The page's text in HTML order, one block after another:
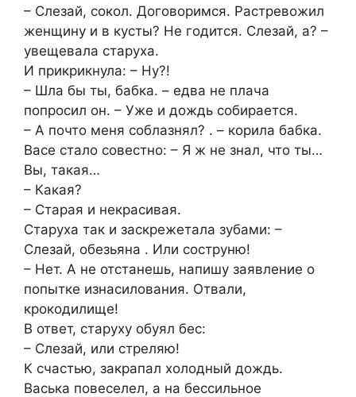
– Слезай, сокол. Договоримся. Растревожил
женщину и в кусты? Не годится. Слезай, а? –
увещевала старуха.
И прикрикнула: – Ну?!
– Шла бы ты, бабка. – едва не плача
попросил он. – Уже и дождь собирается.
– А почто меня соблазнял? . – корила бабка.
Васе стало совестно: – Я ж не знал, что ты…
Вы, такая…
– Какая?
– Старая и некрасивая.
Старуха так и заскрежетала зубами: –
Слезай, обезьяна . Или соструню!
– Нет. А не отстанешь, напишу заявление о
попытке изнасилования. Отвали,
крокодилище!
В ответ, старуху обуял бес:
– Слезай, или стреляю!
К счастью, закрапал холодный дождь.
Васька повеселел, а на бессильное